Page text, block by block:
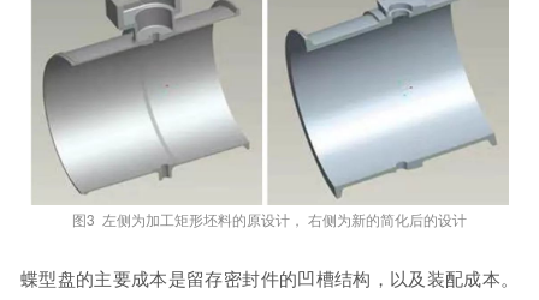
图3 左侧为加工矩形坯料的原设计， 右侧为新的简化后的设计
蝶型盘的主要成本是留存密封件的凹槽结构，以及装配成本。